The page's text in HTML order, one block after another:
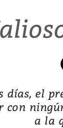
días, el
con
a la